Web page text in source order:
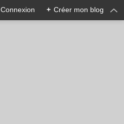
Connexion + Créer mon blog